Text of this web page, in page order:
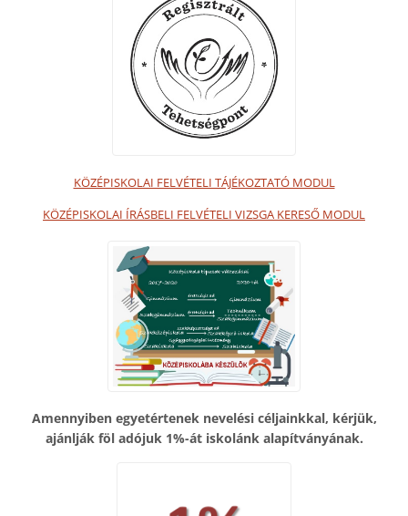
KÖZÉPISKOLAI FELVÉTELI TÁJÉKOZTATÓ MODUL
KÖZÉPISKOLAI ÍRÁSBELI FELVÉTELI VIZSGA KERESŐ MODUL
Amennyiben egyetértenek nevelési céljainkkal, kérjük,
ajánlják föl adójuk 1%-át iskolánk alapítványának.